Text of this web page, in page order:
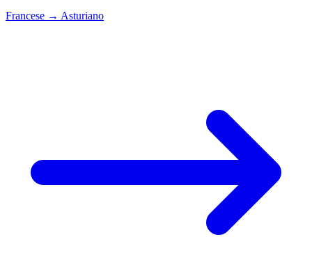
Francese → Asturiano